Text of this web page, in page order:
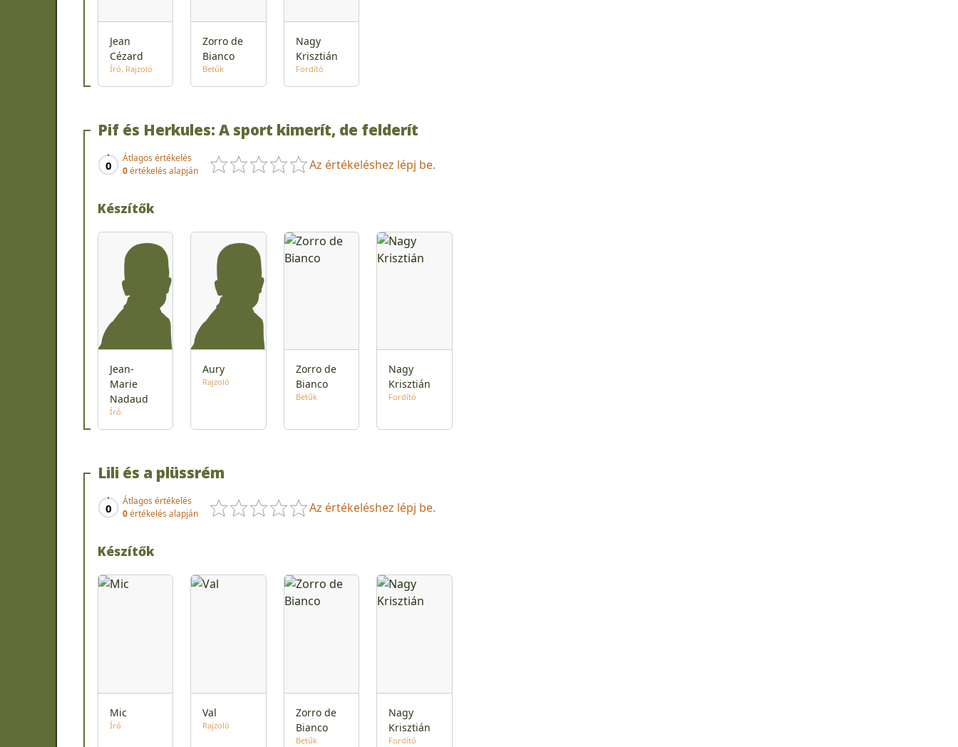
Jean
Cézard
Író Rajzoló
Zorro de
Bianco
Betűk
Nagy
Krisztián
Fordító
Pif és Herkules: A sport kimerít, de felderít
0
Átlagos értékelés
0értékelés alapján Az értékeléshez lépj be.
Készítők
Jean-
Marie
Nadaud
Író
Aury
Rajzoló
Zorro de
Bianco
Betűk
Nagy
Krisztián
Fordító
Lili és a plüssrém
0
Átlagos értékelés
0értékelés alapján Az értékeléshez lépj be.
Készítők
Mic
Író
Val
Rajzoló
Zorro de
Bianco
Betűk
Nagy
Krisztián
Fordító